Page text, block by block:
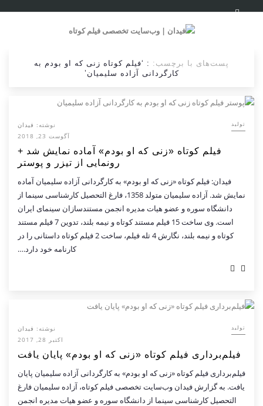
پست‌های با برچسب: : ‘فیلم کوتاه زنی که او بودم به
کارگردانی آزاده سلیمیان’
تولید نوشته: فیدان
آگوست 23, 2018
فیلم کوتاه «زنی که او بودم» آماده نمایش شد +
رونمایی از تیزر و پوستر
فیدان: فیلم کوتاه «زنی که او بودم» به کارگردانی آزاده سلیمیان آماده
نمایش شد. آزاده سلیمیان متولد 1358، فارغ التحصیل کارشناسی سینما از
دانشگاه سوره و عضو هیات مدیره انجمن مستندسازان سینمای ایران
است. وی ساخت 15 فیلم مستند کوتاه و نیمه بلند، تدوین 7 فیلم مستند
کوتاه و نیمه بلند، نگارش 4 تله فیلم، ساخت 2 فیلم کوتاه داستانی را در
کارنامه خود دارد.…
تولید نوشته: فیدان
اکتبر 28, 2017
فیلم‌برداری فیلم کوتاه «زنی که او بودم» پایان یافت
فیلم‌برداری فیلم کوتاه «زنی که او بودم» به کارگردانی آزاده سلیمیان پایان
یافت. به گزارش فیدان وب‌سایت تخصصی فیلم کوتاه، آزاده سلیمیان فارغ
التحصیل کارشناسی سینما از دانشگاه سوره و عضو هیات مدیره انجمن